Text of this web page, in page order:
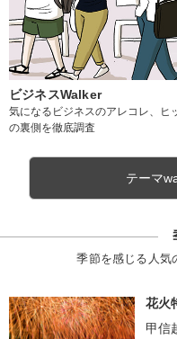
ビジネスWalker
気になるビジネスのアレコレ、ヒ
の裏側を徹底調査
テーマ
季節を感じる人気
花火
甲信